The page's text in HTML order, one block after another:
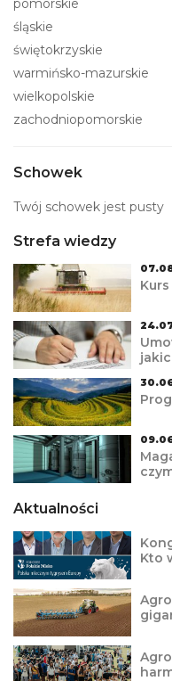
pomorskie
śląskie
świętokrzyskie
warmińsko-mazurskie
wielkopolskie
zachodniopomorskie
Schowek
Twój schowek jest pusty
Strefa wiedzy
Aktualności
Kto